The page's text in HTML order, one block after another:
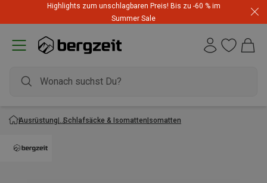
Highlights zum unschlagbaren Preis! Bis zu -60 % im
Summer Sale
Ausrüstung Schlafsäcke & IsomattenIsomatten